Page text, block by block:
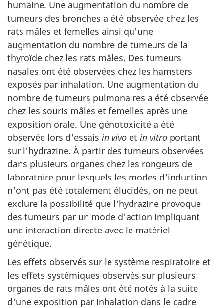
humaine. Une augmentation du nombre de
tumeurs des bronches a été observée chez les
rats mâles et femelles ainsi qu'une
augmentation du nombre de tumeurs de la
thyroïde chez les rats mâles. Des tumeurs
nasales ont été observées chez les hamsters
exposés par inhalation. Une augmentation du
nombre de tumeurs pulmonaires a été observée
chez les souris mâles et femelles après une
exposition orale. Une génotoxicité a été
observée lors d'essais in vivo et in vitro portant
sur l'hydrazine. À partir des tumeurs observées
dans plusieurs organes chez les rongeurs de
laboratoire pour lesquels les modes d'induction
n'ont pas été totalement élucidés, on ne peut
exclure la possibilité que l'hydrazine provoque
des tumeurs par un mode d'action impliquant
une interaction directe avec le matériel
génétique.
Les effets observés sur le système respiratoire et
les effets systémiques observés sur plusieurs
organes de rats mâles ont été notés à la suite
d'une exposition par inhalation dans le cadre